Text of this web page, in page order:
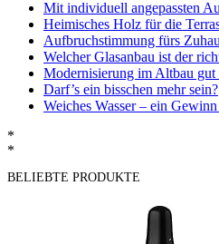
Mit individuell angepassten
Heimisches Holz für die
Aufbruchstimmung fürs
Welcher Glasanbau ist der
Modernisierung im Altbau gut
Darf’s ein bisschen mehr sein?
Weiches Wasser – ein
*
*
BELIEBTE PRODUKTE